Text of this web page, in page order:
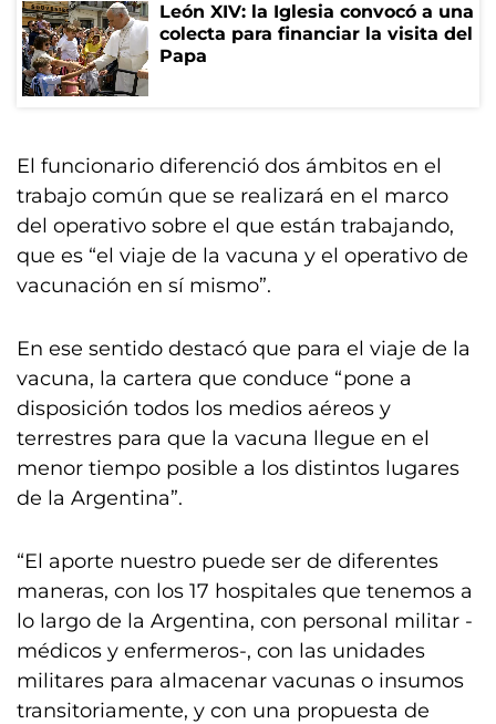
León XIV: la Iglesia convocó a una
colecta para financiar la visita del
Papa
El funcionario diferenció dos ámbitos en el
trabajo común que se realizará en el marco
del operativo sobre el que están trabajando,
que es “el viaje de la vacuna y el operativo de
vacunación en sí mismo”.
En ese sentido destacó que para el viaje de la
vacuna, la cartera que conduce “pone a
disposición todos los medios aéreos y
terrestres para que la vacuna llegue en el
menor tiempo posible a los distintos lugares
de la Argentina”.
“El aporte nuestro puede ser de diferentes
maneras, con los 17 hospitales que tenemos a
lo largo de la Argentina, con personal militar -
médicos y enfermeros-, con las unidades
militares para almacenar vacunas o insumos
transitoriamente, y con una propuesta de